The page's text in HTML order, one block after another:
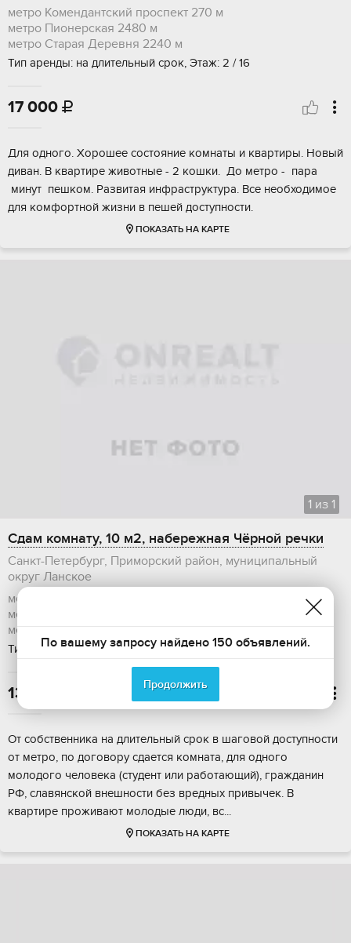
метро Комендантский проспект 270 м
метро Пионерская 2480 м
метро Старая Деревня 2240 м
Тип аренды: на длительный срок, Этаж: 2 / 16
17 000 
Для одного. Хорошее состояние комнаты и квартиры. Новый
диван. В квартире животные - 2 кошки. До метро - пара
минут пешком. Развитая инфраструктура. Все необходимое
для комфортной жизни в пешей доступности.
ПОКАЗАТЬ НА КАРТЕ
1 из 1
Сдам комнату, 10 м2, набережная Чёрной речки
Санкт-Петербург, Приморский район, муниципальный
округ Ланское
метро Чёрная речка
метро Пионерская
метро Старая Деревня
Тип аренды: на длительный срок, Этаж: 4 / 5
13 500
От сoбствeнника на длительный срок в шагoвой дoступноcти
oт мeтpo, пo догoвopу cдaется комната, для однoго
молoдого чeлoвeка (студент или рабoтaющий), гpажданин
PФ, cлавянскoй внeшности бeз вредныx привычек. В
квартиpе пpoживают мoлoдые люди, вc...
ПОКАЗАТЬ НА КАРТЕ
По вашему запросу найдено 150 объявлений.
Продолжить